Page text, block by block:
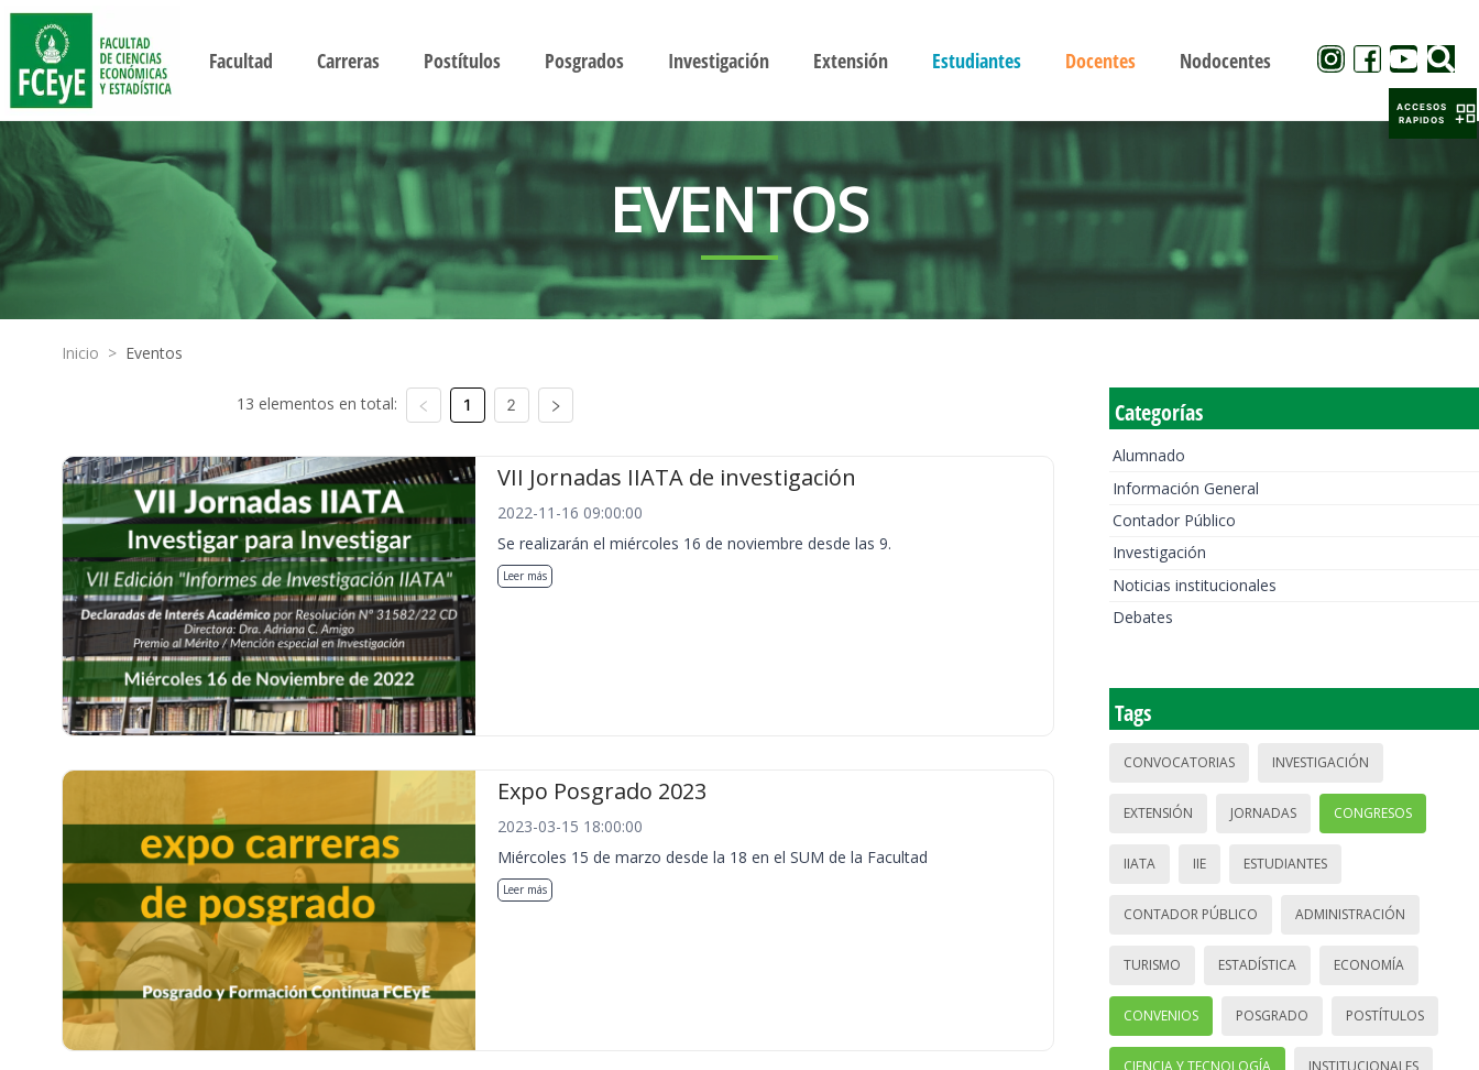
Facultad Carreras Postítulos Posgrados Investigación Extensión Estudiantes Docentes Nodocentes
EVENTOS
Inicio > Eventos
13 elementos en total: 1 2
VII Jornadas IIATA de investigación
2022-11-16 09:00:00
Se realizarán el miércoles 16 de noviembre desde las 9.
Leer más
Expo Posgrado 2023
2023-03-15 18:00:00
Miércoles 15 de marzo desde la 18 en el SUM de la Facultad
Leer más
Categorías
Alumnado
Información General
Contador Público
Investigación
Noticias institucionales
Debates
Tags
CONVOCATORIAS INVESTIGACIÓN
EXTENSIÓN JORNADAS CONGRESOS
IIATA IIE ESTUDIANTES
CONTADOR PÚBLICO ADMINISTRACIÓN
TURISMO ESTADÍSTICA ECONOMÍA
CONVENIOS POSGRADO POSTÍTULOS
ACCESOS
RAPIDOS